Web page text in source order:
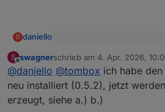
D daniello
@daniellodann mal ein
tombox2020@gmail.com
debug angeworfen .. runter
hoch .. und in eine mail
Geht das so?
S
Offline
swagnerschrieb am 4. Apr. 2026,
zuletzt editiert von
@daniello @tombox ich habe
neu installiert (0.5.2), jetzt
erzeugt, siehe a.) b.)